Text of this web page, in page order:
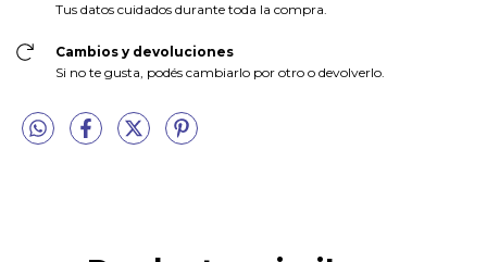
Tus datos cuidados durante toda la compra.
Cambios y devoluciones
Si no te gusta, podés cambiarlo por otro o devolverlo.